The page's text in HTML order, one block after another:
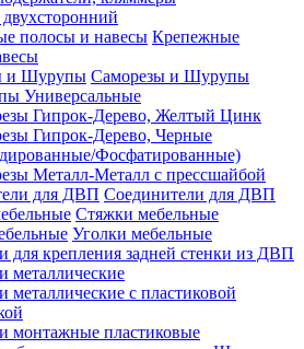
Крепежные
Саморезы и Шурупы
Универсальные
Гипрок-Дерево, Желтый Цинк
Гипрок-Дерево, Черные
Фосфатированные)
Металл-Металл с прессшайбой
Соединители для ДВП
Стяжки мебельные
Уголки мебельные
для крепления задней стенки из ДВП
металлические
металлические с пластиковой
монтажные пластиковые